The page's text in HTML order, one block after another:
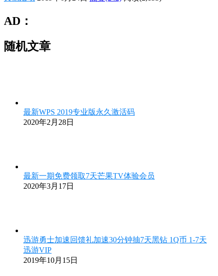
AD：
随机文章
最新WPS 2019专业版永久激活码
2020年2月28日
最新一期免费领取7天芒果TV体验会员
2020年3月17日
迅游勇士加速回馈礼加速30分钟抽7天黑钻 1Q币 1-7天
迅游VIP
2019年10月15日